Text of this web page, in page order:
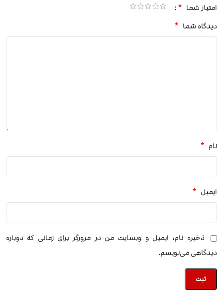
امتیاز شما *
دیدگاه شما *
نام *
ایمیل *
ذخیره نام، ایمیل و وبسایت من در مرورگر برای زمانی که دوباره
دیدگاهی می‌نویسم.